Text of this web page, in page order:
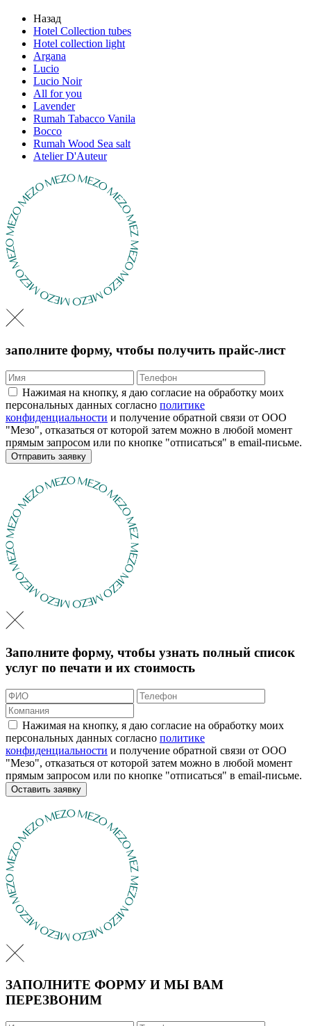
Назад
Hotel Collection tubes
Hotel collection light
Argana
Lucio
Lucio Noir
All for you
Lavender
Rumah Tabacco Vanila
Bocco
Rumah Wood Sea salt
Atelier D'Auteur
заполните форму, чтобы получить прайс-лист
Нажимая на кнопку, я даю согласие на обработку моих
персональных данных согласно политике
конфиденциальности и получение обратной связи от ООО
"Мезо", отказаться от которой затем можно в любой момент
прямым запросом или по кнопке "отписаться" в email-письме.
Отправить заявку
Заполните форму, чтобы узнать полный список
услуг по печати и их стоимость
Нажимая на кнопку, я даю согласие на обработку моих
персональных данных согласно политике
конфиденциальности и получение обратной связи от ООО
"Мезо", отказаться от которой затем можно в любой момент
прямым запросом или по кнопке "отписаться" в email-письме.
Оставить заявку
ЗАПОЛНИТЕ ФОРМУ И МЫ ВАМ
ПЕРЕЗВОНИМ